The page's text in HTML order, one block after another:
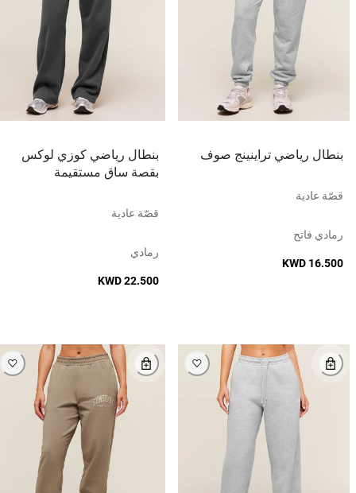
بنطال رياضي تراينينج صوف
قصّة عادية
رمادي فاتح
KWD 16.500
بنطال رياضي كوزي لوكس
بقصة ساق مستقيمة
قصّة عادية
رمادي
KWD 22.500